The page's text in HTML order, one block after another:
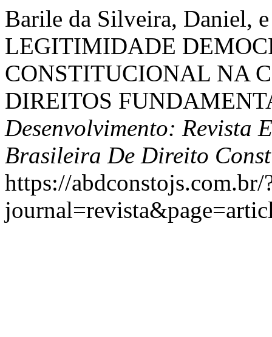
Barile da Silveira, Daniel,
LEGITIMIDADE
CONSTITUCIONAL NA
DIREITOS
Desenvolvimento: Revista
Brasileira De Direito
https://abdconstojs.com.br/